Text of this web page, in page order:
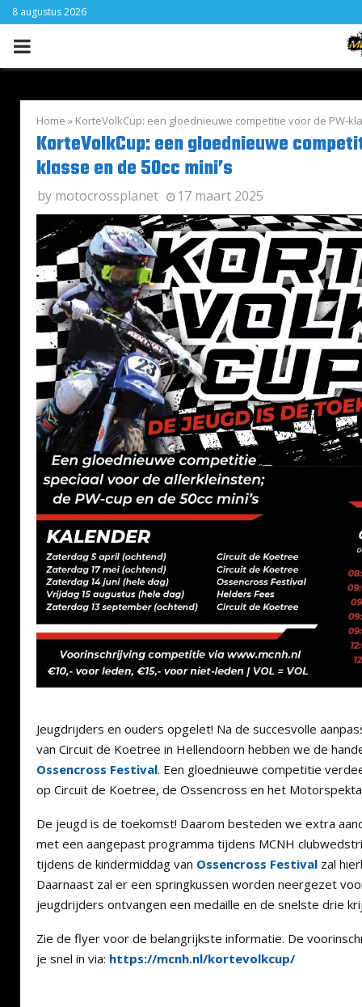
8 augustus 2026
PRIMARY
Home » KorteVolkCup: een gloednieuwe competitie voor de PW-
KorteVolkCup: een gloednieuwe
klasse en de 50cc mini’s
by motocrossplanet 17 maart 2025
Jeugdrijders en ouders opgelet! Na de succesvolle
van Circuit de Koetree in Hellendoorn hebben we de
Ossencross Festival. Een gloednieuwe competitie
op Circuit de Koetree, de Ossencross en het
De jeugd is de toekomst! Daarom besteden we extra
met een aangepast programma tijdens MCNH
tijdens de kindermiddag van Ossencross Festival zal
Daarnaast zal er een springkussen worden neergezet
jeugdrijders ontvangen een medaille en de snelste drie
Zie de flyer voor de belangrijkste informatie. De
je snel in via: https://mcnh.nl/kortevolkcup/